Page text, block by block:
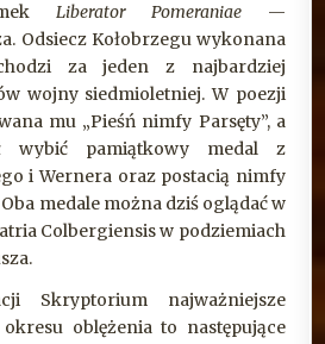
Liberator Pomeraniae —
Odsiecz Kołobrzegu wykonana
za jeden z najbardziej
wojny siedmioletniej. W poezji
mu „Pieśń nimfy Parsęty”, a
wybić pamiątkowy medal z
i Wernera oraz postacią nimfy
medale można dziś oglądać w
Colbergiensis w podziemiach
Skryptorium najważniejsze
oblężenia to następujące